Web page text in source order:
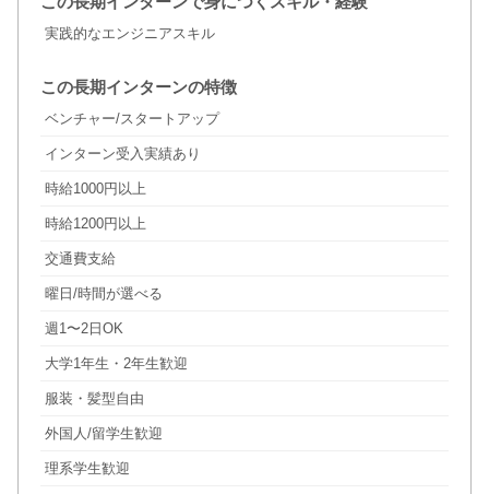
実践的なエンジニアスキル
この長期インターンの特徴
ベンチャー/スタートアップ
インターン受入実績あり
時給1000円以上
時給1200円以上
交通費支給
曜日/時間が選べる
週1〜2日OK
大学1年生・2年生歓迎
服装・髪型自由
外国人/留学生歓迎
理系学生歓迎